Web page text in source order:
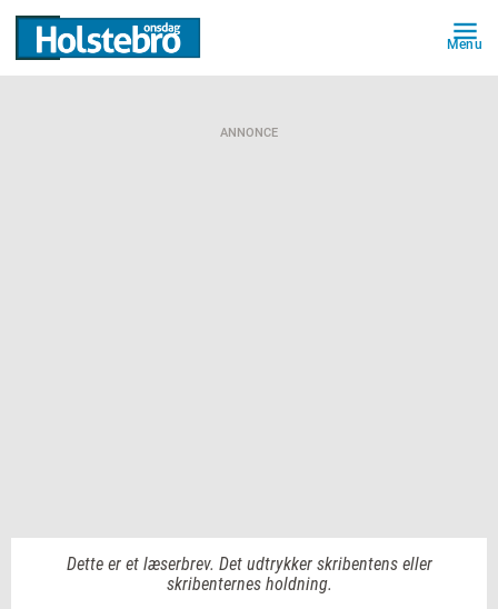
Menu
ANNONCE
Dette er et læserbrev. Det udtrykker skribentens eller
skribenternes holdning.